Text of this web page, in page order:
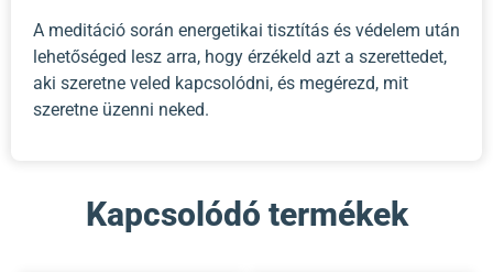
A meditáció során energetikai tisztítás és védelem után
lehetőséged lesz arra, hogy érzékeld azt a szerettedet,
aki szeretne veled kapcsolódni, és megérezd, mit
szeretne üzenni neked.
Kapcsolódó termékek